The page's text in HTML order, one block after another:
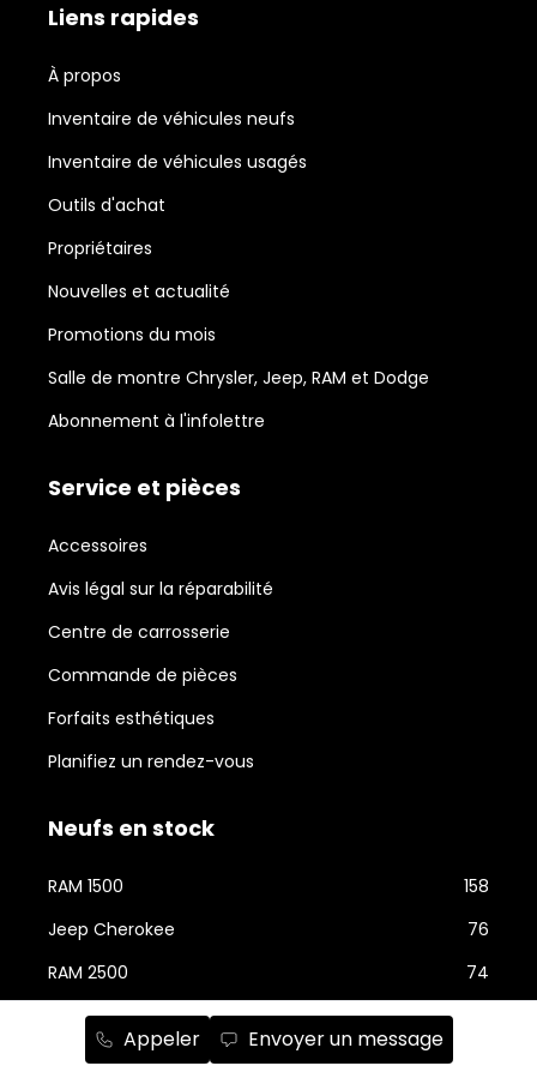
Appeler Envoyer un message
Liens rapides
À propos
Inventaire de véhicules neufs
Inventaire de véhicules usagés
Outils d'achat
Propriétaires
Nouvelles et actualité
Promotions du mois
Salle de montre Chrysler, Jeep, RAM et Dodge
Abonnement à l'infolettre
Service et pièces
Accessoires
Avis légal sur la réparabilité
Centre de carrosserie
Commande de pièces
Forfaits esthétiques
Planifiez un rendez-vous
Neufs en stock
RAM 1500
158
Jeep Cherokee
76
RAM 2500
74
Jeep Wrangler
Jeep Grand Cherokee